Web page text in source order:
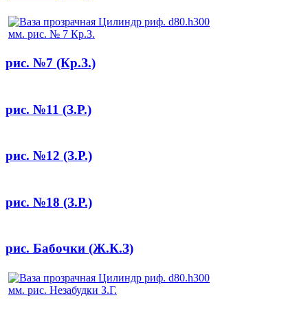
рис. №7 (Кр.З.)
рис. №11 (З.Р.)
рис. №12 (З.Р.)
рис. №18 (З.Р.)
рис. Бабочки (Ж.К.З)